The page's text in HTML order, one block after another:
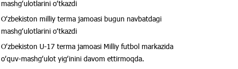
mashgʻulotlarini oʻtkazdi
Oʻzbekiston milliy terma jamoasi bugun navbatdagi
mashgʻulotlarini oʻtkazdi
Oʻzbekiston U-17 terma jamoasi Milliy futbol markazida
oʻquv-mashgʻulot yigʻinini davom ettirmoqda.